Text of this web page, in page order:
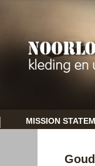
MISSION